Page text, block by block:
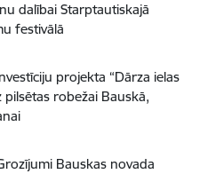
dalībai Starptautiskajā
festivālā
projekta “Dārza ielas
robežai Bauskā,
Bauskas novada